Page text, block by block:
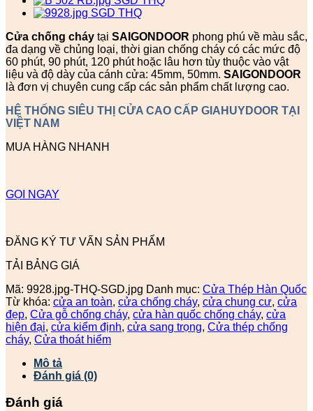
Cửa chống cháy tại SAIGONDOOR phong phú về màu sắc,
đa dạng về chủng loại, thời gian chống cháy có các mức độ
60 phút, 90 phút, 120 phút hoặc lâu hơn tùy thuộc vào vật
liệu và độ dày của cánh cửa: 45mm, 50mm. SAIGONDOOR
là đơn vị chuyên cung cấp các sản phẩm chất lượng cao.
HỆ THỐNG SIÊU THỊ CỬA CAO CẤP GIAHUYDOOR TẠI
VIỆT NAM
MUA HÀNG NHANH
GỌI NGAY
ĐĂNG KÝ TƯ VẤN SẢN PHẨM
TẢI BẢNG GIÁ
Mã: 9928.jpg-THQ-SGD.jpg Danh mục: Cửa Thép Hàn Quốc
Từ khóa: cửa an toàn, cửa chống cháy, cửa chung cư, cửa
đẹp, Cửa gỗ chống cháy, cửa hàn quốc chống cháy, cửa
hiện đại, cửa kiểm định, cửa sang trọng, Cửa thép chống
cháy, Cửa thoát hiểm
Mô tả
Đánh giá (0)
Đánh giá